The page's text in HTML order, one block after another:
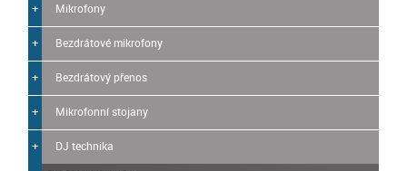
Mikrofony
Bezdrátové mikrofony
Bezdrátový přenos
Mikrofonní stojany
DJ technika